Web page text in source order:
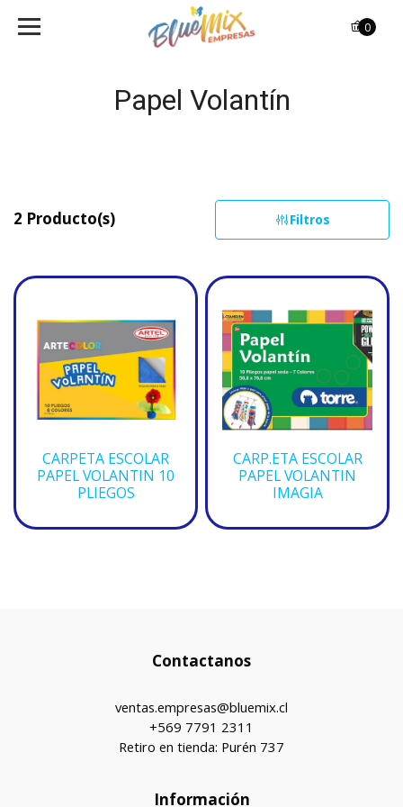
0
Papel Volantín
2 Producto(s) Filtros
CARPETA ESCOLAR
PAPEL VOLANTIN 10
PLIEGOS
CARP.ETA ESCOLAR
PAPEL VOLANTIN
IMAGIA
Contactanos
ventas.empresas@bluemix.cl
+569 7791 2311
Retiro en tienda: Purén 737
Información